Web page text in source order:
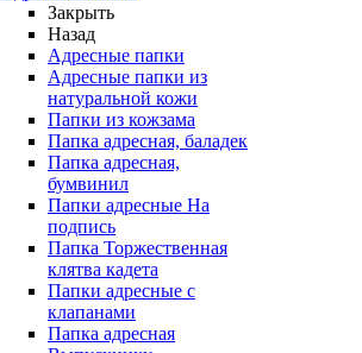
Закрыть
Назад
Адресные папки
Адресные папки из
натуральной кожи
Папки из кожзама
Папка адресная, баладек
Папка адресная,
бумвинил
Папки адресные На
подпись
Папка Торжественная
клятва кадета
Папки адресные с
клапанами
Папка адресная